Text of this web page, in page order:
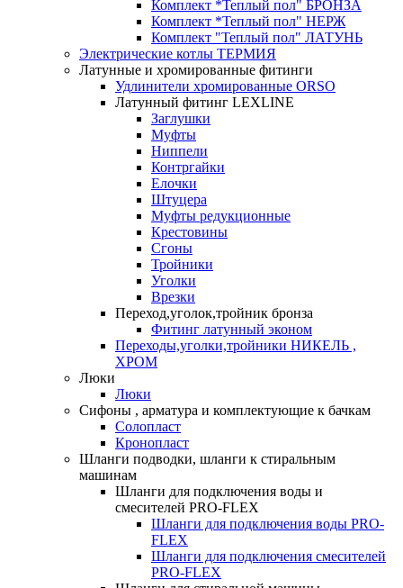
Комплект *Теплый пол" БРОНЗА
Комплект *Теплый пол" НЕРЖ
Комплект "Теплый пол" ЛАТУНЬ
Электрические котлы ТЕРМИЯ
Латунные и хромированные фитинги
Удлинители хромированные ORSO
Латунный фитинг LEXLINE
Заглушки
Муфты
Ниппели
Контргайки
Елочки
Штуцера
Муфты редукционные
Крестовины
Сгоны
Тройники
Уголки
Врезки
Переход,уголок,тройник бронза
Фитинг латунный эконом
Переходы,уголки,тройники НИКЕЛЬ ,
ХРОМ
Люки
Люки
Сифоны , арматура и комплектующие к бачкам
Солопласт
Кронопласт
Шланги подводки, шланги к стиральным
машинам
Шланги для подключения воды и
смесителей PRO-FLEX
Шланги для подключения воды PRO-
FLEX
Шланги для подключения смесителей
PRO-FLEX